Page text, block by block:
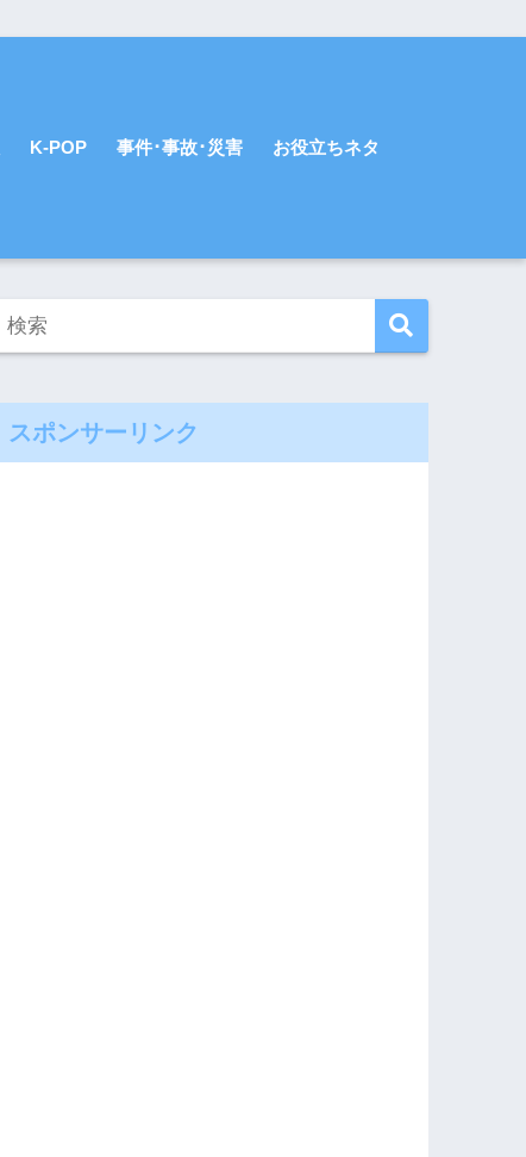
K-POP 事件･事故･災害 お役立ちネタ
スポンサーリンク